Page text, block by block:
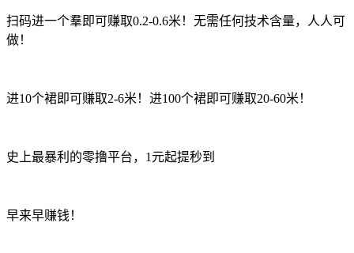
扫码进一个羣即可赚取0.2-0.6米！无需任何技术含量，人人可
做！
进10个裙即可赚取2-6米！进100个裙即可赚取20-60米！
史上最暴利的零撸平台，1元起提秒到
早来早赚钱！